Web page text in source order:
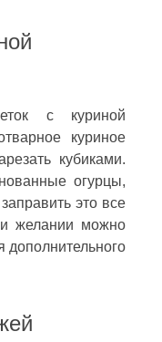
с куриной
куриное
кубиками.
огурцы,
это все
желании можно
дополнительного